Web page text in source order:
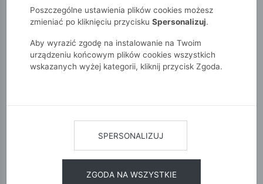
EditionPoszczególne ustawienia plików cookies możesz
zmieniać po kliknięciu przycisku Spersonalizuj.
Aby wyrazić zgodę na instalowanie na Twoim
urządzeniu końcowym plików cookies wszystkich
wskazanych wyżej kategorii, kliknij przycisk Zgoda.
SPERSONALIZUJ
ZGODA NA WSZYSTKIE